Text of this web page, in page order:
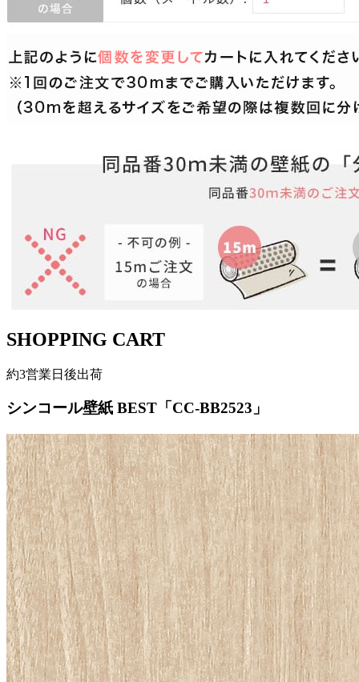
SHOPPING CART
約3営業日後出荷
シンコール壁紙 BEST「CC-BB2523」